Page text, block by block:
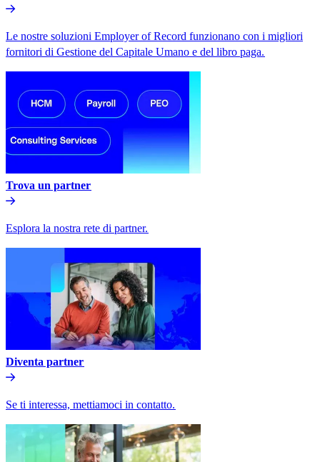
Le nostre soluzioni Employer of Record funzionano con i migliori
fornitori di Gestione del Capitale Umano e del libro paga.​​
Trova un partner​​
Esplora la nostra rete di partner.​​
Diventa partner​​
Se ti interessa, mettiamoci in contatto.​​